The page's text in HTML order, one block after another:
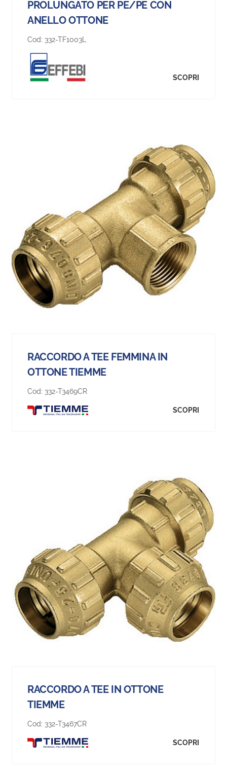
PROLUNGATO PER PE/PE CON
ANELLO OTTONE
Cod: 332-TF1003L
SCOPRI
RACCORDO A TEE FEMMINA IN
OTTONE TIEMME
Cod: 332-T3469CR
SCOPRI
RACCORDO A TEE IN OTTONE
TIEMME
Cod: 332-T3467CR
SCOPRI